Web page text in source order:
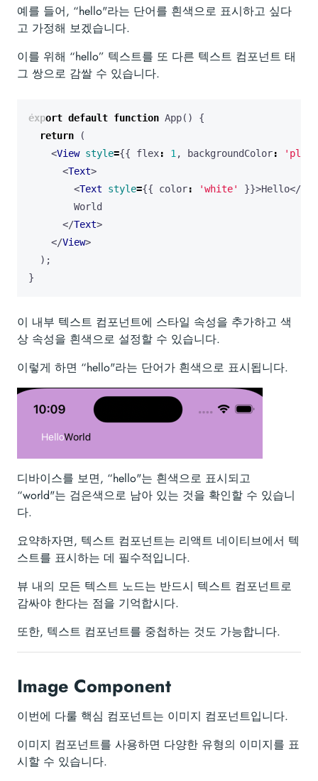
예를 들어, “hello"라는 단어를 흰색으로 표시하고 싶다
고 가정해 보겠습니다.
이를 위해 “hello” 텍스트를 또 다른 텍스트 컴포넌트 태
그 쌍으로 감쌀 수 있습니다.
export default function App()
{
return
(
<View style={{ flex: 1, backgroundColor:
'plum'
<Text>
<Text style={{ color: 'white' }}>Hello</
World
</Text>
</View>
);
}
이 내부 텍스트 컴포넌트에 스타일 속성을 추가하고 색
상 속성을 흰색으로 설정할 수 있습니다.
이렇게 하면 “hello"라는 단어가 흰색으로 표시됩니다.
디바이스를 보면, “hello"는 흰색으로 표시되고
“world"는 검은색으로 남아 있는 것을 확인할 수 있습니
다.
요약하자면, 텍스트 컴포넌트는 리액트 네이티브에서 텍
스트를 표시하는 데 필수적입니다.
뷰 내의 모든 텍스트 노드는 반드시 텍스트 컴포넌트로
감싸야 한다는 점을 기억합시다.
또한, 텍스트 컴포넌트를 중첩하는 것도 가능합니다.
Image Component
이번에 다룰 핵심 컴포넌트는 이미지 컴포넌트입니다.
이미지 컴포넌트를 사용하면 다양한 유형의 이미지를 표
시할 수 있습니다.